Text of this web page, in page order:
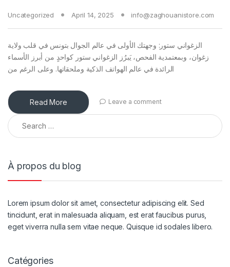
Uncategorized April 14, 2025 info@zaghouanistore.com
الزغواني ستور: وجهتك الأولى في عالم الجوال بتونس في قلب ولاية
زغوان، وبمعتمدية الفحص، يَبرُز الزغواني ستور كواحدٍ من أبرز الأسماء
الرائدة في عالم الهواتف الذكية وملحقاتها. وعلى الرغم من
Read More Leave a comment
À propos du blog
Lorem ipsum dolor sit amet, consectetur adipiscing elit. Sed
tincidunt, erat in malesuada aliquam, est erat faucibus purus,
eget viverra nulla sem vitae neque. Quisque id sodales libero.
Catégories